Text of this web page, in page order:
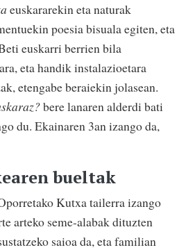
euskararekin eta naturak
poesia bisuala egiten, eta
euskarri berrien bila
eta handik instalazioetara
etengabe beraiekin jolasean.
bere lanaren alderdi bati
du. Ekainaren 3an izango da,
bueltak
Kutxa tailerra izango
arteko seme-alabak dituzten
saioa da, eta familian